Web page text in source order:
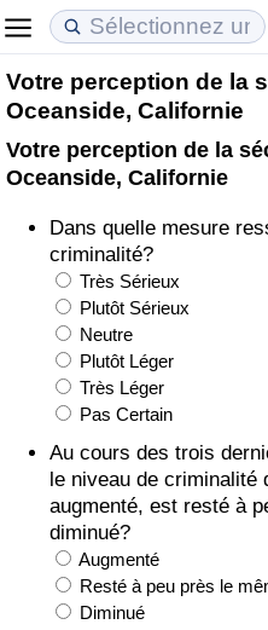
Votre perception de la
Oceanside, Californie
Votre perception de la
Oceanside, Californie
Dans quelle mesure
criminalité?
Très Sérieux
Plutôt Sérieux
Neutre
Plutôt Léger
Très Léger
Pas Certain
Au cours des trois
le niveau de criminalité
augmenté, est resté à
diminué?
Augmenté
Resté à peu près le
Diminué
Coût de la vie
Indice du Coût de la Vie
Indice du Coût de la Vie
Indice du coût de la vie par
à Akaba
Prix de l'immobilier
Indice des Prix de
Indice des Prix de
Indice des Prix de
Qualité de Vie
Indice de Qualité de Vie
Indice de Qualité de Vie
Indice de qualité de vie par
Criminalité
Indice de Criminalité
Indice de Criminalité
Indice de criminalité par
Soins de santé